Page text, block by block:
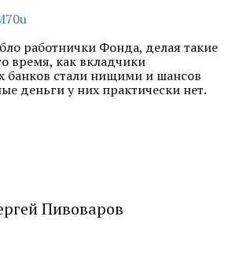
работнички Фонда, делая такие
время, как вкладчики
банков стали нищими и шансов
деньги у них практически нет.
Пивоваров